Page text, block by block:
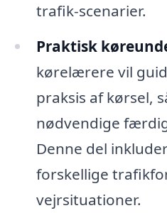
trafik-scenarier.
Praktisk
kørelærere vil
praksis af kørsel,
nødvendige
Denne del
forskellige
vejrsituationer.